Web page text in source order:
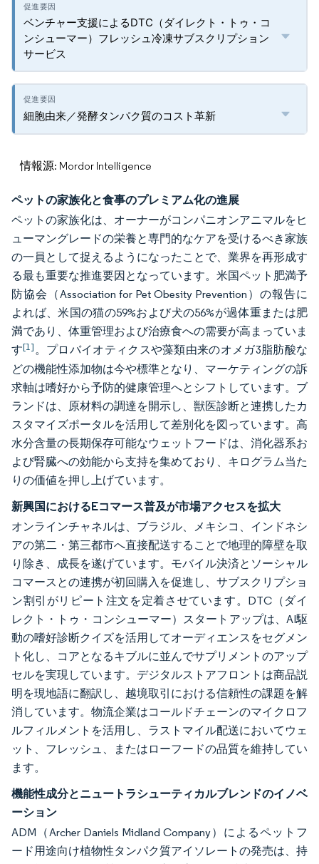
ベンチャー支援によるDTC（ダイレクト・トゥ・コ
ンシューマー）フレッシュ冷凍サブスクリプション
サービス
細胞由来／発酵タンパク質のコスト革新
情報源: Mordor Intelligence
ペットの家族化と食事のプレミアム化の進展
ペットの家族化は、オーナーがコンパニオンアニマルをヒ
ューマングレードの栄養と専門的なケアを受けるべき家族
の一員として捉えるようになったことで、業界を再形成す
る最も重要な推進要因となっています。米国ペット肥満予
防協会（Association for Pet Obesity Prevention）の報告に
よれば、米国の猫の59%および犬の56%が過体重または肥
満であり、体重管理および治療食への需要が高まっていま
す[1]。プロバイオティクスや藻類由来のオメガ3脂肪酸な
どの機能性添加物は今や標準となり、マーケティングの訴
求軸は嗜好から予防的健康管理へとシフトしています。ブ
ランドは、原材料の調達を開示し、獣医診断と連携したカ
スタマイズポータルを活用して差別化を図っています。高
水分含量の長期保存可能なウェットフードは、消化器系お
よび腎臓への効能から支持を集めており、キログラム当た
りの価値を押し上げています。
新興国におけるEコマース普及が市場アクセスを拡大
オンラインチャネルは、ブラジル、メキシコ、インドネシ
アの第二・第三都市へ直接配送することで地理的障壁を取
り除き、成長を遂げています。モバイル決済とソーシャル
コマースとの連携が初回購入を促進し、サブスクリプショ
ン割引がリピート注文を定着させています。DTC（ダイ
レクト・トゥ・コンシューマー）スタートアップは、AI駆
動の嗜好診断クイズを活用してオーディエンスをセグメン
ト化し、コアとなるキブルに並んでサプリメントのアップ
セルを実現しています。デジタルストアフロントは商品説
明を現地語に翻訳し、越境取引における信頼性の課題を解
消しています。物流企業はコールドチェーンのマイクロフ
ルフィルメントを活用し、ラストマイル配送においてウェ
ット、フレッシュ、またはローフードの品質を維持してい
ます。
機能性成分とニュートラシューティカルブレンドのイノベ
ーション
ADM（Archer Daniels Midland Company）によるペットフ
ード用途向け植物性タンパク質アイソレートの発売は、持